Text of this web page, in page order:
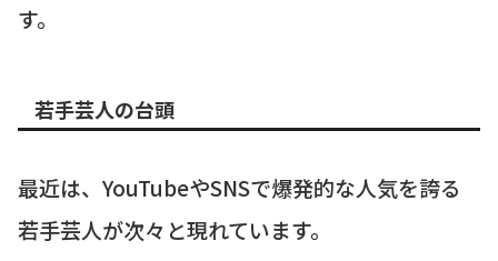
す。
若手芸人の台頭
最近は、YouTubeやSNSで爆発的な人気を誇る
若手芸人が次々と現れています。